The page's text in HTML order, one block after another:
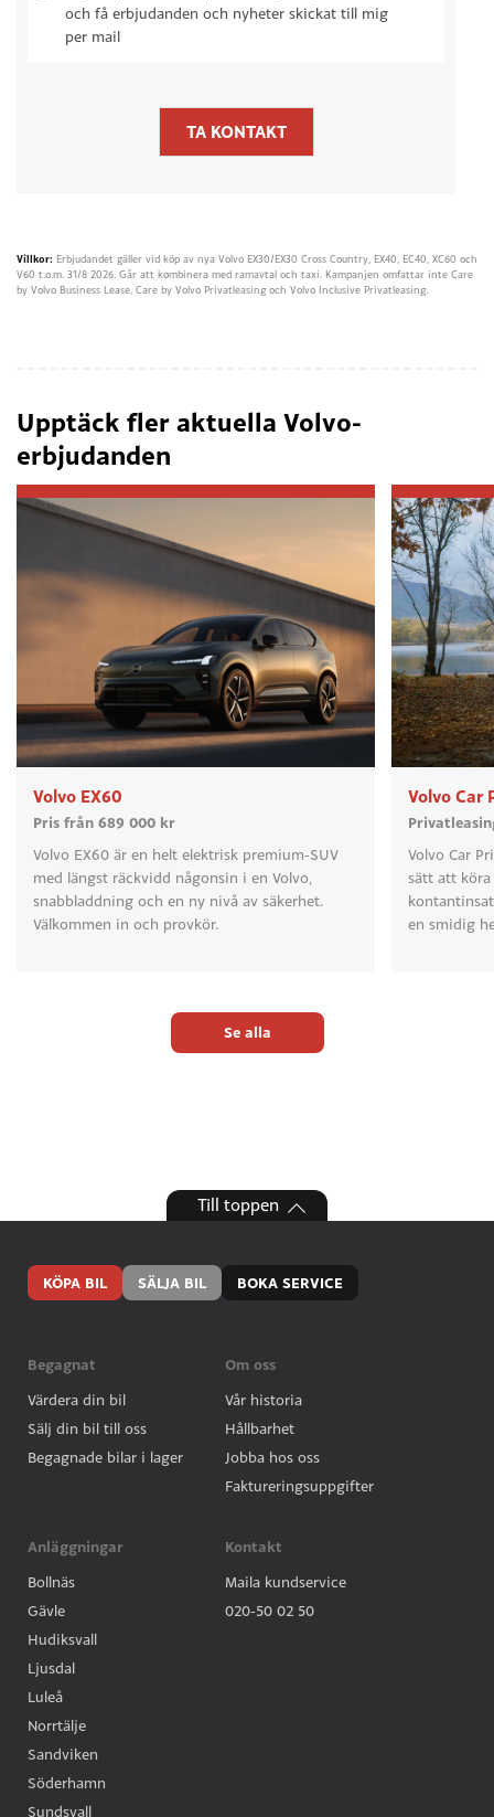
och få erbjudanden och nyheter skickat till mig
per mail
TA KONTAKT
Villkor: Erbjudandet gäller vid köp av nya Volvo EX30/EX30 Cross Country, EX40, EC40, XC60 och
V60 t.o.m. 31/8 2026. Går att kombinera med ramavtal och taxi. Kampanjen omfattar inte Care
by Volvo Business Lease, Care by Volvo Privatleasing och Volvo Inclusive Privatleasing.
Upptäck fler aktuella Volvo-
erbjudanden
Volvo EX60
Pris från 689 000 kr
Volvo EX60 är en helt elektrisk premium-SUV
med längst räckvidd någonsin i en Volvo,
snabbladdning och en ny nivå av säkerhet.
Välkommen in och provkör.
Volvo Car
Volvo Car
sätt att köra
en smidig
Se alla
Till toppen
Begagnat
Värdera din bil
Sälj din bil till oss
Begagnade bilar i lager
Anläggningar
Bollnäs
Gävle
Hudiksvall
Ljusdal
Luleå
Norrtälje
Sandviken
Söderhamn
Sundsvall
Om oss
Vår historia
Hållbarhet
Jobba hos oss
Faktureringsuppgifter
Kontakt
Maila kundservice
020-50 02 50
KÖPA BIL SÄLJA BIL BOKA SERVICE